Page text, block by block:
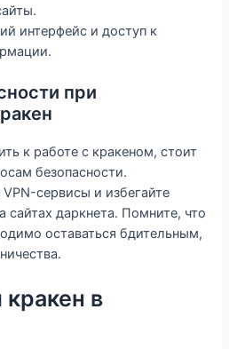
интерфейс и доступ к
при
к работе с кракеном, стоит
безопасности.
сервисы и избегайте
сайтах даркнета. Помните, что
оставаться бдительным,
в